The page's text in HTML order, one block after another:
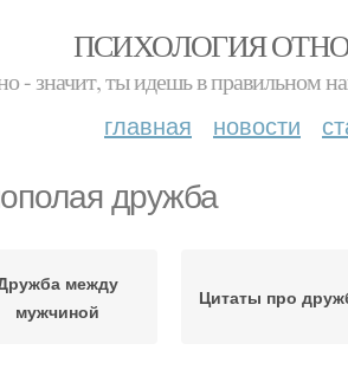
ПСИХОЛОГИЯ
- значит, ты идешь в правильном
главная новости
дружба
между
мужчиной
Цитаты про